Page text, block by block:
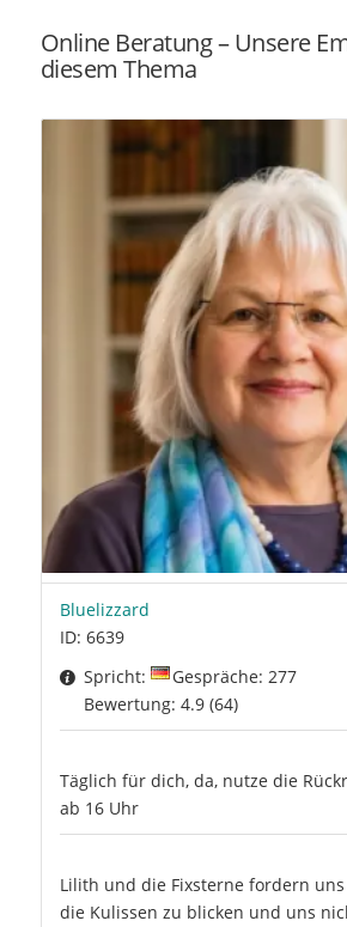
Online Beratung – Unsere
diesem Thema
Bluelizzard
ID: 6639
Spricht:
Gespräche: 277
Bewertung: 4.9 (64)
Täglich für dich, da, nutze die
ab 16 Uhr
Lilith und die Fixsterne fordern
die Kulissen zu blicken und uns